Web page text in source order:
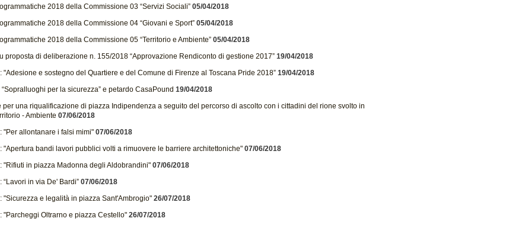
2018 della Commissione 03 “Servizi Sociali” 05/04/2018
2018 della Commissione 04 “Giovani e Sport” 05/04/2018
2018 della Commissione 05 “Territorio e Ambiente” 05/04/2018
proposta di deliberazione n. 155/2018 “Approvazione Rendiconto di gestione 2017” 19/04/2018
"Adesione e sostegno del Quartiere e del Comune di Firenze al Toscana Pride 2018” 19/04/2018
per la sicurezza” e petardo CasaPound 19/04/2018
per una riqualificazione di piazza Indipendenza a seguito del percorso di ascolto con i cittadini del rione svolto in
- Ambiente 07/06/2018
"Per allontanare i falsi mimi" 07/06/2018
"Apertura bandi lavori pubblici volti a rimuovere le barriere architettoniche" 07/06/2018
"Rifiuti in piazza Madonna degli Aldobrandini" 07/06/2018
in via De' Bardi” 07/06/2018
"Sicurezza e legalità in piazza Sant'Ambrogio" 26/07/2018
"Parcheggi Oltrarno e piazza Cestello" 26/07/2018